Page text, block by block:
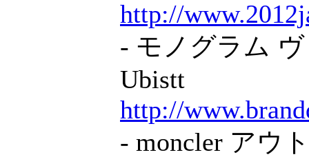
http://
- モノグラム ヴ
Ubistt
http://
- moncler アウ